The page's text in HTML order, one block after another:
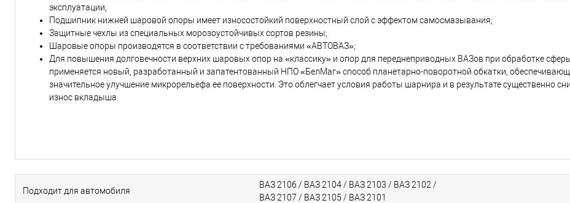
эксплуатации;
Подшипник нижней шаровой опоры имеет износостойкий поверхностный слой с эффектом самосмазывания;
Защитные чехлы из специальных морозоустойчивых сортов резины;
Шаровые опоры производятся в соответствии с требованиями «АВТОВАЗ»;
Для повышения долговечности верхних шаровых опор на «классику» и опор для переднеприводных ВАЗов при обработке
применяется новый, разработанный и запатентованный НПО «БелМаг» способ планетарно-поворотной обкатки,
значительное улучшение микрорельефа ее поверхности. Это облегчает условия работы шарнира и в результате существенно
износ вкладыша.
Подходит для автомобиля
ВАЗ 2106 / ВАЗ 2104 / ВАЗ 2103 / ВАЗ 2102 /
ВАЗ 2107 / ВАЗ 2105 / ВАЗ 2101